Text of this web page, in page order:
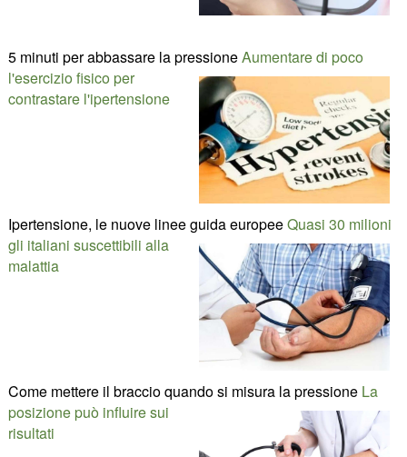
5 minuti per abbassare la pressioneAumentare di poco
l'esercizio fisico per
contrastare l'ipertensione
Ipertensione, le nuove linee guida europeeQuasi 30 milioni
gli italiani suscettibili alla
malattia
Come mettere il braccio quando si misura la pressione La
posizione può influire sui
risultati